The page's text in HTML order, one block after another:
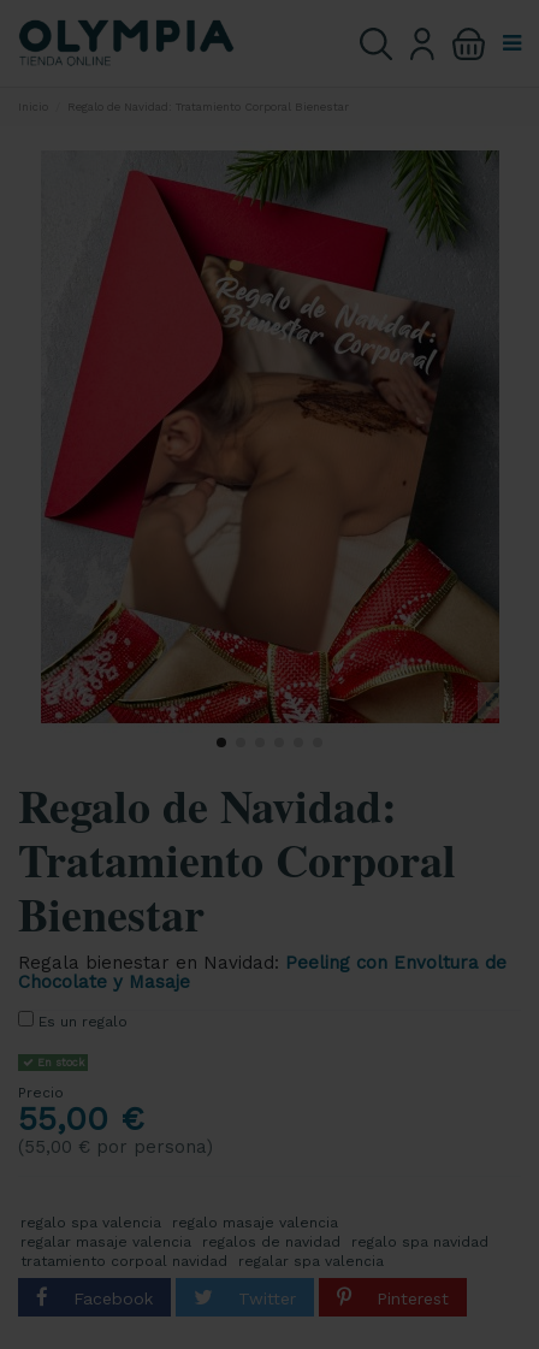
Regalo de Navidad: Tratamiento Corporal Bienestar
Regalo de Navidad:
Tratamiento Corporal
Bienestar
Regala bienestar en Navidad: Peeling con Envoltura de
Chocolate y Masaje
Es un regalo
En stock
Precio
55,00 €
(55,00 € por persona)
regalo spa valencia
regalo masaje valencia
regalar masaje valencia
regalos de navidad
regalo spa navidad
tratamiento corpoal navidad
regalar spa valencia